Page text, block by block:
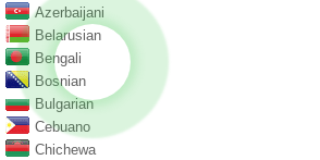
Azerbaijani
Belarusian
Bengali
Bosnian
Bulgarian
Cebuano
Chichewa